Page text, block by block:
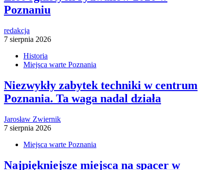
Poznaniu
redakcja
7 sierpnia 2026
Historia
Miejsca warte Poznania
Niezwykły zabytek techniki w centrum
Poznania. Ta waga nadal działa
Jarosław Zwiernik
7 sierpnia 2026
Miejsca warte Poznania
Najpiękniejsze miejsca na spacer w